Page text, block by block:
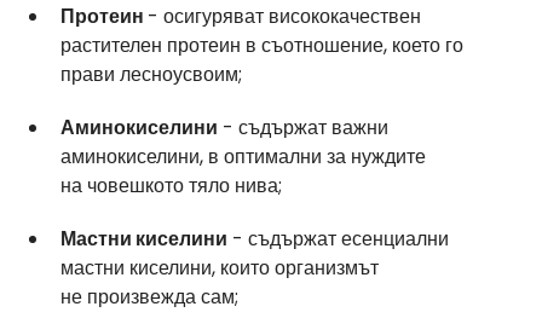
Протеин - осигуряват висококачествен
растителен протеин в съотношение, което го
прави лесноусвоим;
Аминокиселини - съдържат важни
аминокиселини, в оптимални за нуждите
на човешкото тяло нива;
Мастни киселини - съдържат есенциални
мастни киселини, които организмът
не произвежда сам;